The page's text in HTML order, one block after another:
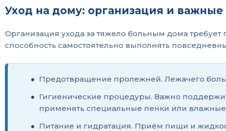
Уход на дому: организация и важные
Организация ухода за тяжело больным дома требует
способность самостоятельно выполнять
Предотвращение пролежней. Лежачего
Гигиенические процедуры. Важно
применять специальные пенки или
Питание и гидратация. Приём пищи и